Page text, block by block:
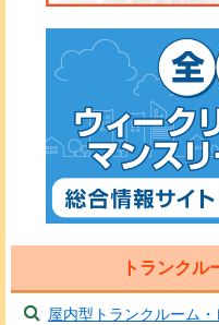
トランクル
屋内型トランクルーム